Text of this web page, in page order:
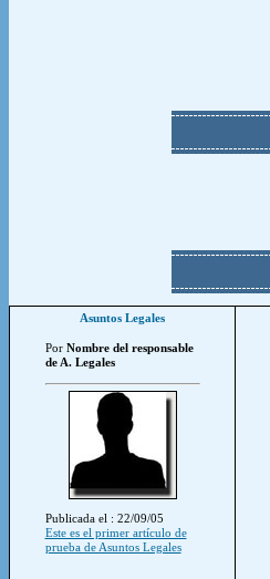
Asuntos Legales
Por Nombre del responsable
de A. Legales
Publicada el : 22/09/05
Este es el primer artículo de
prueba de Asuntos Legales